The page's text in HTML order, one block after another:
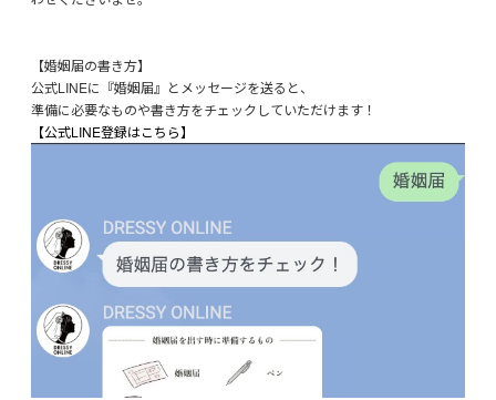
【婚姻届の書き方】
公式LINEに『婚姻届』とメッセージを送ると、
準備に必要なものや書き方をチェックしていただけます！
【公式LINE登録はこちら】